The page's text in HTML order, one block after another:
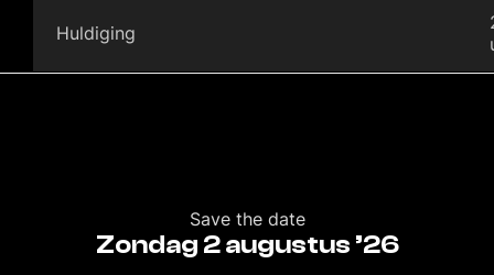
Huldiging
Save the date
Zondag 2 augustus ’26